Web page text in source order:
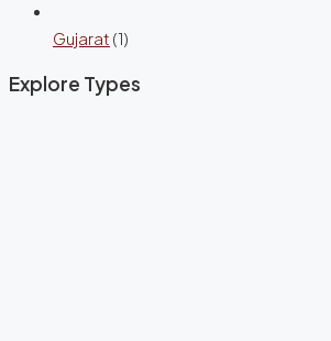
Gujarat (1)
Explore Types